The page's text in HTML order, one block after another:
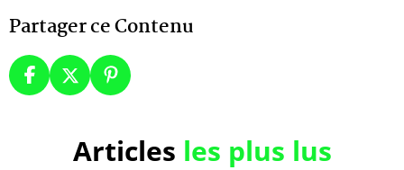
Partager ce Contenu
Articles les plus lus